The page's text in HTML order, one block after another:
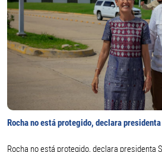
Rocha no está protegido, declara
Rocha no está protegido, declara presidenta